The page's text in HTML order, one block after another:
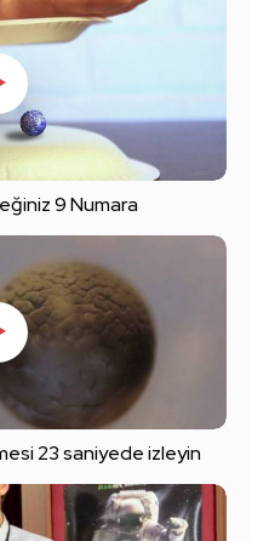
9 Numara
23 saniyede izleyin